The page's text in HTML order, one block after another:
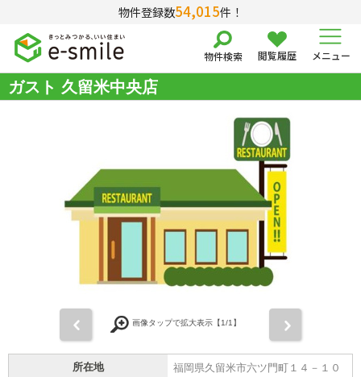
物件登録数54,015件！
物件検索 閲覧履歴 メニュー
ガスト 久留米中央店
画像タップで拡大表示【1/1】
所在地 福岡県久留米市六ツ門町１４－１０